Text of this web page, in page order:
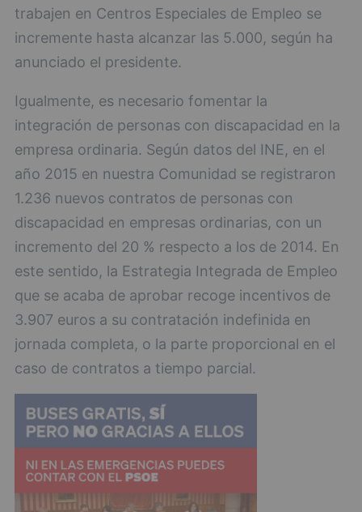
trabajen en Centros Especiales de Empleo se
incremente hasta alcanzar las 5.000, según ha
anunciado el presidente.
Igualmente, es necesario fomentar la
integración de personas con discapacidad en la
empresa ordinaria. Según datos del INE, en el
año 2015 en nuestra Comunidad se registraron
1.236 nuevos contratos de personas con
discapacidad en empresas ordinarias, con un
incremento del 20 % respecto a los de 2014. En
este sentido, la Estrategia Integrada de Empleo
que se acaba de aprobar recoge incentivos de
3.907 euros a su contratación indefinida en
jornada completa, o la parte proporcional en el
caso de contratos a tiempo parcial.